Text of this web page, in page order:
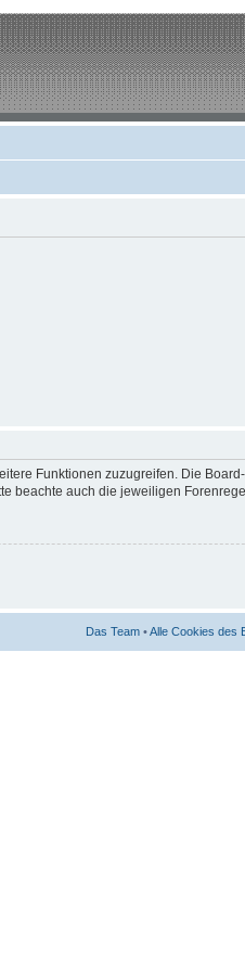
Funktionen zuzugreifen. Die
beachte auch die jeweiligen
Das Team •Alle Cookies des